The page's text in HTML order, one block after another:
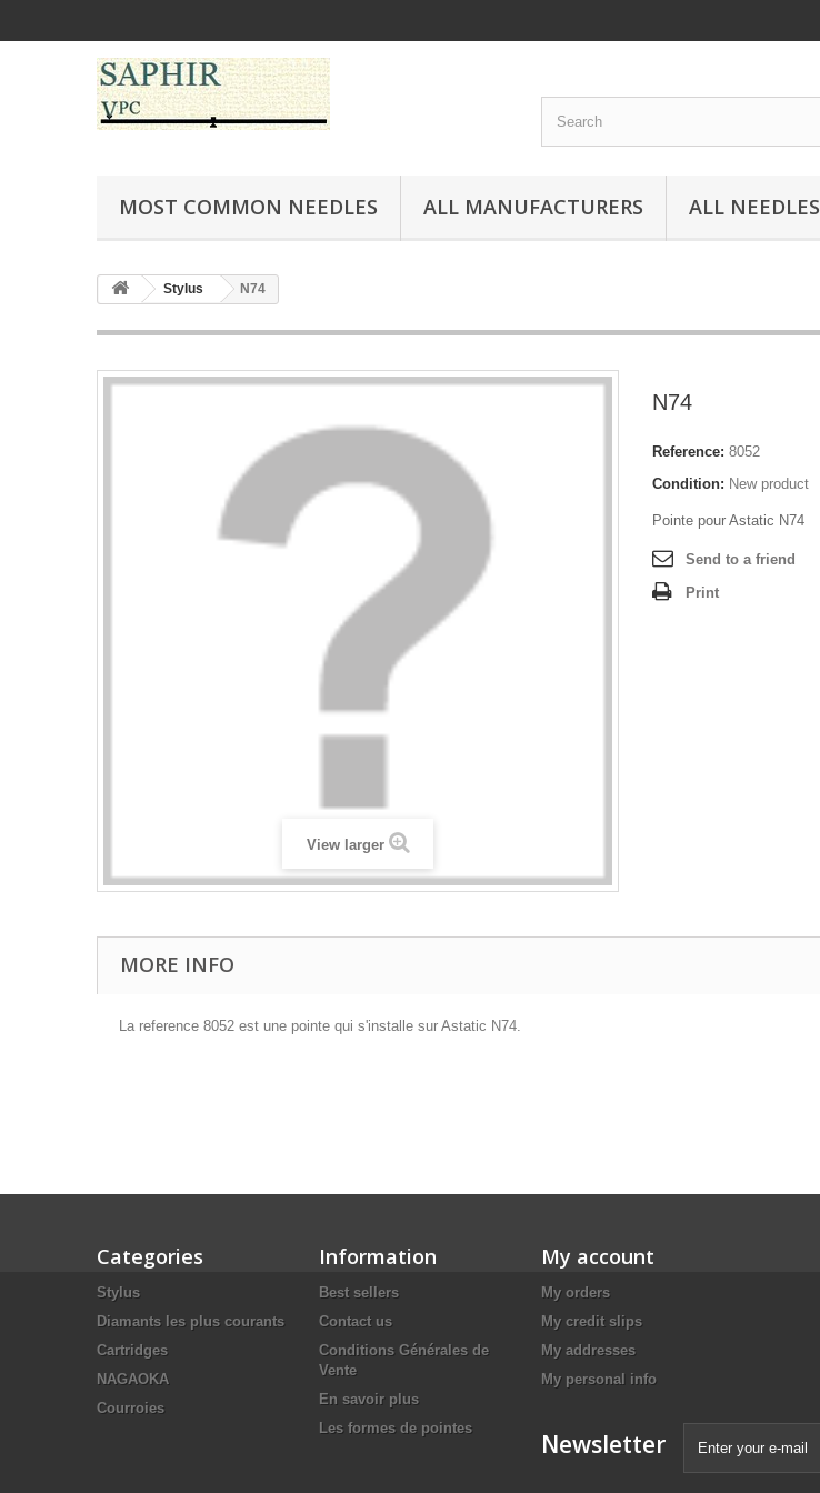
MOST COMMON NEEDLES ALL MANUFACTURERS ALL NEEDLES
Stylus N74
View larger
N74
Reference: 8052
Condition: New product
Pointe pour Astatic N74
Send to a friend
Print
MORE INFO
La reference 8052 est une pointe qui s'installe sur Astatic N74.
Categories
Stylus
Diamants les plus courants
Cartridges
NAGAOKA
Courroies
Information
Best sellers
Contact us
Conditions Générales de
Vente
En savoir plus
Les formes de pointes
My account
My orders
My credit slips
My addresses
My personal info
Newsletter